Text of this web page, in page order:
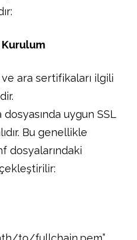
ve ara sertifikaları ilgili
dosyasında uygun SSL
Bu genellikle
dosyalarındaki